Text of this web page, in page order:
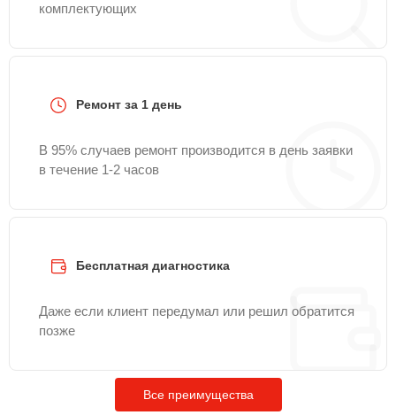
комплектующих
Ремонт за 1 день
В 95% случаев ремонт производится в день заявки
в течение 1-2 часов
Бесплатная диагностика
Даже если клиент передумал или решил обратится
позже
Все преимущества